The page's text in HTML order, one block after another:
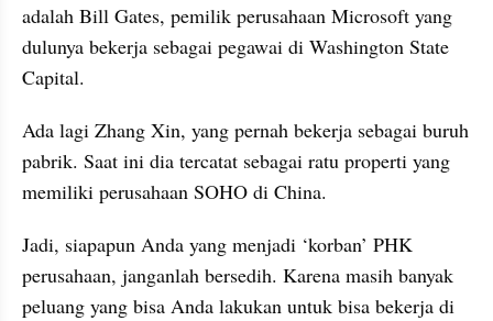
adalah Bill Gates, pemilik perusahaan Microsoft yang
dulunya bekerja sebagai pegawai di Washington State
Capital.
Ada lagi Zhang Xin, yang pernah bekerja sebagai buruh
pabrik. Saat ini dia tercatat sebagai ratu properti yang
memiliki perusahaan SOHO di China.
Jadi, siapapun Anda yang menjadi ‘korban’ PHK
perusahaan, janganlah bersedih. Karena masih banyak
peluang yang bisa Anda lakukan untuk bisa bekerja di